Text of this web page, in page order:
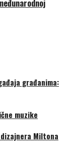
građanima:
muzike
Miltona